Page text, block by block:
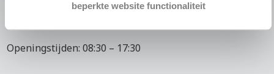
beperkte website functionaliteit
info@bierensgroup.com
Openingstijden: 08:30 – 17:30